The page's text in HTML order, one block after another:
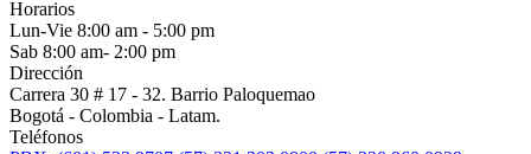
Horarios
Lun-Vie 8:00 am - 5:00 pm
Sab 8:00 am- 2:00 pm
Dirección
Carrera 30 # 17 - 32. Barrio Paloquemao
Bogotá - Colombia - Latam.
Teléfonos